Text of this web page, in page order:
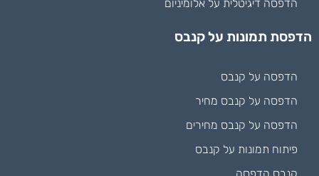
הדפסה דיגיטלית על אלומיניום
הדפסת תמונות על קנבס
הדפסה על קנבס
הדפסה על קנבס מחיר
הדפסה על קנבס מחירים
פיתוח תמונות על קנבס